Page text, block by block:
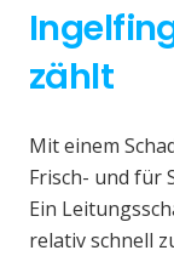
zählt
Mit einem
Frisch- und für
Ein
relativ schnell